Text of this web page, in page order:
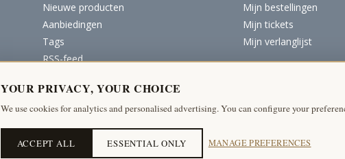
Nieuwe producten
Aanbiedingen
Tags
RSS-feed
Mijn bestellingen
Mijn tickets
Mijn verlanglijst
YOUR PRIVACY, YOUR CHOICE
We use cookies for analytics and personalised advertising. You can configure your
ACCEPT ALL ESSENTIAL ONLY MANAGE PREFERENCES